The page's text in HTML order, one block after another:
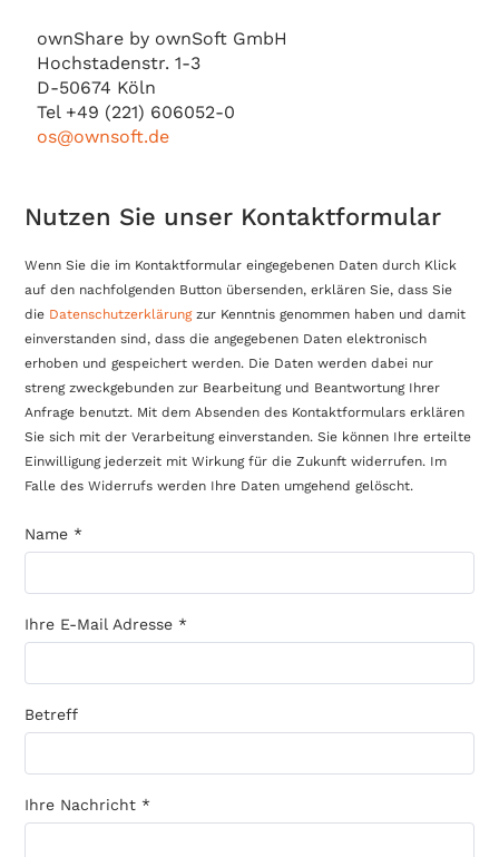
ownShare by ownSoft GmbH
Hochstadenstr. 1-3
D-50674 Köln
Tel +49 (221) 606052-0
os@ownsoft.de
Nutzen Sie unser Kontaktformular
Wenn Sie die im Kontaktformular eingegebenen Daten durch Klick
auf den nachfolgenden Button übersenden, erklären Sie, dass Sie
die Datenschutzerklärungzur Kenntnis genommen haben und damit
einverstanden sind, dass die angegebenen Daten elektronisch
erhoben und gespeichert werden. Die Daten werden dabei nur
streng zweckgebunden zur Bearbeitung und Beantwortung Ihrer
Anfrage benutzt. Mit dem Absenden des Kontaktformulars erklären
Sie sich mit der Verarbeitung einverstanden. Sie können Ihre erteilte
Einwilligung jederzeit mit Wirkung für die Zukunft widerrufen. Im
Falle des Widerrufs werden Ihre Daten umgehend gelöscht.
Name *
Ihre E-Mail Adresse *
Betreff
Ihre Nachricht *